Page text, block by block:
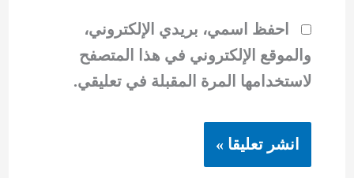
احفظ اسمي، بريدي الإلكتروني،
والموقع الإلكتروني في هذا المتصفح
لاستخدامها المرة المقبلة في تعليقي.